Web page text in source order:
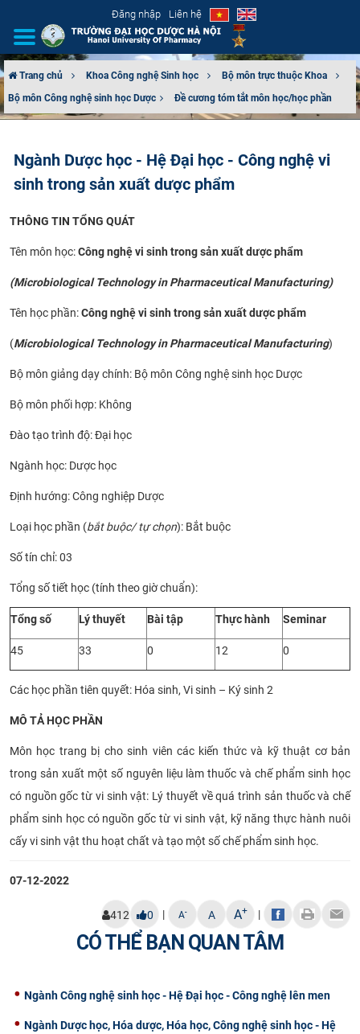
Đăng nhập Liên hệ
GIỚI THIỆU
TUYỂN SINH
ĐÀO TẠO
ĐẢM BẢO CHẤT LƯỢNG
KHOA HỌC CÔNG NGHỆ
HTQT
CỰU NGƯỜI HỌC
Trang chủ Khoa Công nghệ Sinh học
Bộ môn trực thuộc Khoa
Bộ môn Công nghệ sinh học Dược​
Đề cương tóm tắt môn học/học phần
Ngành Dược học - Hệ Đại học - Công nghệ vi
sinh trong sản xuất dược phẩm
THÔNG TIN TỔNG QUÁT
Tên môn học:Công nghệ vi sinh trong sản xuất dược phẩm
(Microbiological Technology in Pharmaceutical Manufacturing)
Tên học phần:Công nghệ vi sinh trong sản xuất dược phẩm
(Microbiological Technology in Pharmaceutical Manufacturing)
Bộ môn giảng dạy chính: Bộ môn Công nghệ sinh học Dược
Bộ môn phối hợp: Không
Đào tạo trình độ: Đại học
Ngành học: Dược học
Định hướng: Công nghiệp Dược
Loại học phần (bắt buộc/ tự chọn): Bắt buộc
Số tín chỉ: 03
Tổng số tiết học (tính theo giờ chuẩn):
Tổng số Lý thuyết Bài tập Thực hành Seminar
45 33 0 12 0
Các học phần tiên quyết: Hóa sinh, Vi sinh – Ký sinh 2
MÔ TẢ HỌC PHẦN
Môn học trang bị cho sinh viên các kiến thức và kỹ thuật cơ bản
trong sản xuất một số nguyên liệu làm thuốc và chế phẩm sinh học
có nguồn gốc từ vi sinh vật: Lý thuyết về quá trình sản thuốc và chế
phẩm sinh học có nguồn gốc từ vi sinh vật, kỹ năng thực hành nuôi
cấy vi sinh vật thu hoạt chất và tạo một số chế phẩm sinh học.
07-12-2022
412 0 | A- A A+ |
CÓ THỂ BẠN QUAN TÂM
Ngành Công nghệ sinh học - Hệ Đại học - Công nghệ lên men
Ngành Dược học, Hóa dược, Hóa học, Công nghệ sinh học - Hệ